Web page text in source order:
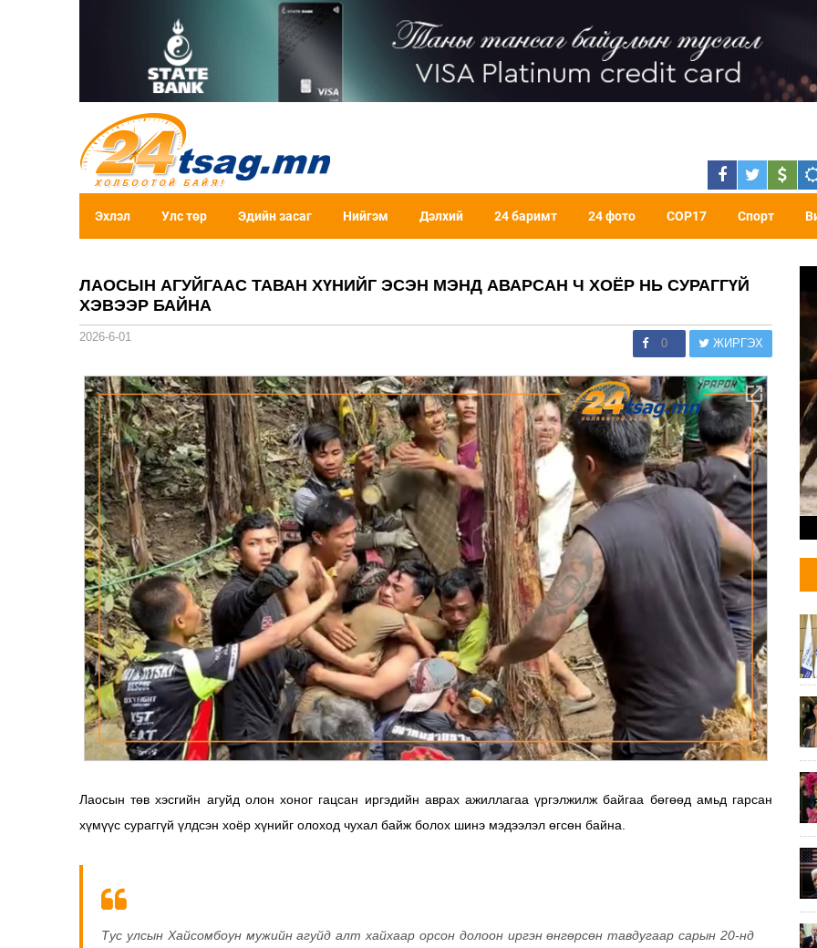
Эхлэл Улс төр Эдийн засаг Нийгэм Дэлхий 24 баримт 24 фото COP17 Спорт
ЛАОСЫН АГУЙГААС ТАВАН ХҮНИЙГ ЭСЭН МЭНД АВАРСАН Ч ХОЁР НЬ СУРАГГҮЙ
ХЭВЭЭР БАЙНА
2026-6-01 0 ЖИРГЭХ
Лаосын төв хэсгийн агуйд олон хоног гацсан иргэдийн аврах ажиллагаа үргэлжилж байгаа бөгөөд амьд гарсан
хүмүүс сураггүй үлдсэн хоёр хүнийг олоход чухал байж болох шинэ мэдээлэл өгсөн байна.
Тус улсын Хайсомбоун мужийн агуйд алт хайхаар орсон долоон иргэн өнгөрсөн тавдугаар сарын 20-нд